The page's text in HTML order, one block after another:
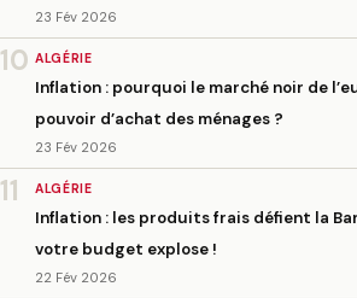
23 Fév 2026
10 ALGÉRIE
Inflation : pourquoi le marché noir de
pouvoir d’achat des ménages ?
23 Fév 2026
11 ALGÉRIE
Inflation : les produits frais défient la
votre budget explose !
22 Fév 2026